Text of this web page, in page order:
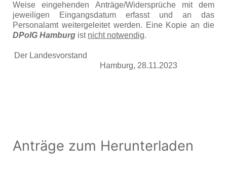
Weise eingehenden Anträge/Widersprüche mit dem
jeweiligen Eingangsdatum erfasst und an das
Personalamt weitergeleitet werden. Eine Kopie an die
DPolG Hamburg ist nicht notwendig.
Der Landesvorstand
Hamburg, 28.11.2023
Anträge zum Herunterladen